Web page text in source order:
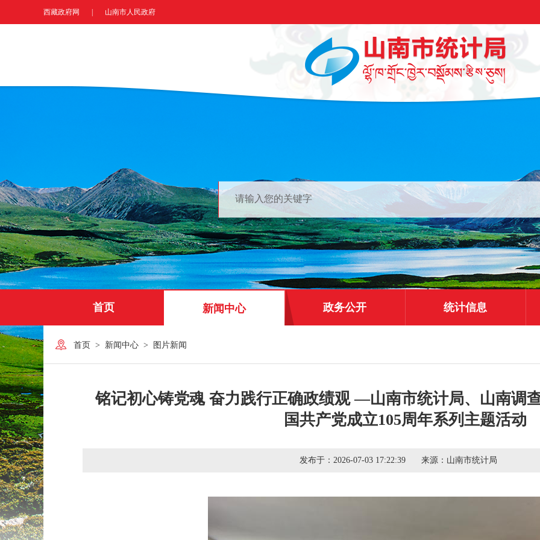
西藏政府网 山南市人民政府
首页 新闻中心 政务公开 统计信息
首页 > 新闻中心 > 图片新闻
铭记初心铸党魂 奋力践行正确政绩观 —山南市统计局、山南调
国共产党成立105周年系列主题活动
发布于： 2026-07-03 17:22:39 来源： 山南市统计局